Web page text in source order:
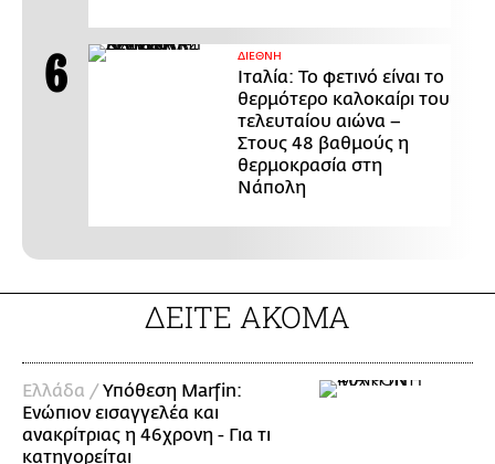
ΔΙΕΘΝΗ
Ιταλία: Το φετινό είναι το
θερμότερο καλοκαίρι του
τελευταίου αιώνα –
Στους 48 βαθμούς η
θερμοκρασία στη
Νάπολη
ΔΕΙΤΕ ΑΚΟΜΑ
Ελλάδα /Υπόθεση Marfin:
Ενώπιον εισαγγελέα και
ανακρίτριας η 46χρονη - Για τι
κατηγορείται